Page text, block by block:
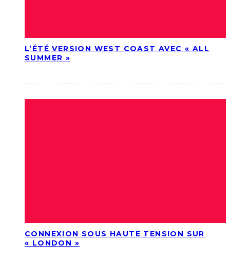
L’ÉTÉ VERSION WEST COAST AVEC « ALL
SUMMER »
CONNEXION SOUS HAUTE TENSION SUR
« LONDON »